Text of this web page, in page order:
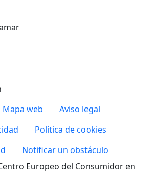
Mapa web
Aviso legal
Política de cookies
Notificar un obstáculo
Europeo del Consumidor en